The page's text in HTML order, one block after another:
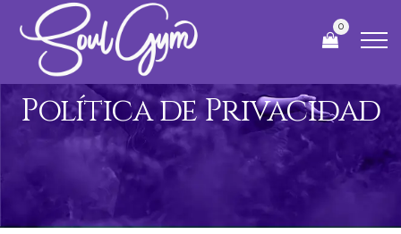
0
Política de Privacidad